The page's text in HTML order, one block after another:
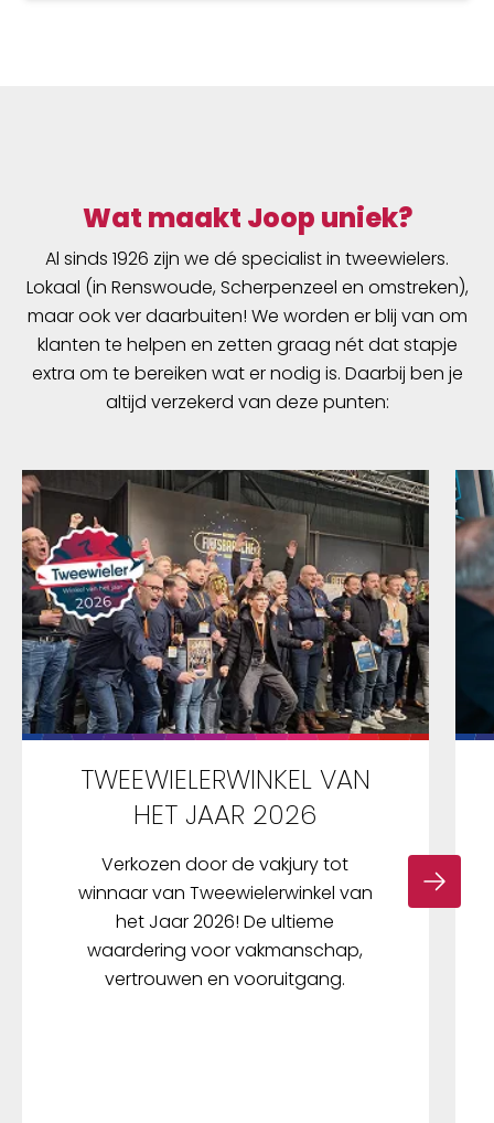
Wat maakt Joop uniek?
Al sinds 1926 zijn we dé specialist in tweewielers.
Lokaal (in Renswoude, Scherpenzeel en omstreken),
maar ook ver daarbuiten! We worden er blij van om
klanten te helpen en zetten graag nét dat stapje
extra om te bereiken wat er nodig is. Daarbij ben je
altijd verzekerd van deze punten:
TWEEWIELERWINKEL VAN
HET JAAR 2026
Verkozen door de vakjury tot
winnaar van Tweewielerwinkel van
het Jaar 2026! De ultieme
waardering voor vakmanschap,
vertrouwen en vooruitgang.